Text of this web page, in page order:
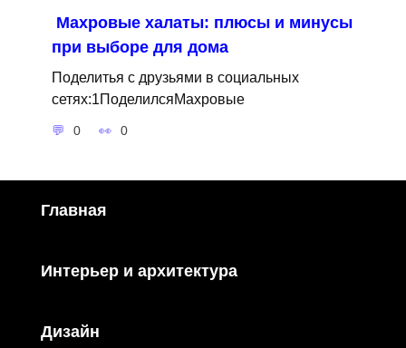
Махровые халаты: плюсы и минусы
при выборе для дома
Поделитья с друзьями в социальных
сетях:1ПоделилсяМахровые
0 0
Главная
Интерьер и архитектура
Дизайн